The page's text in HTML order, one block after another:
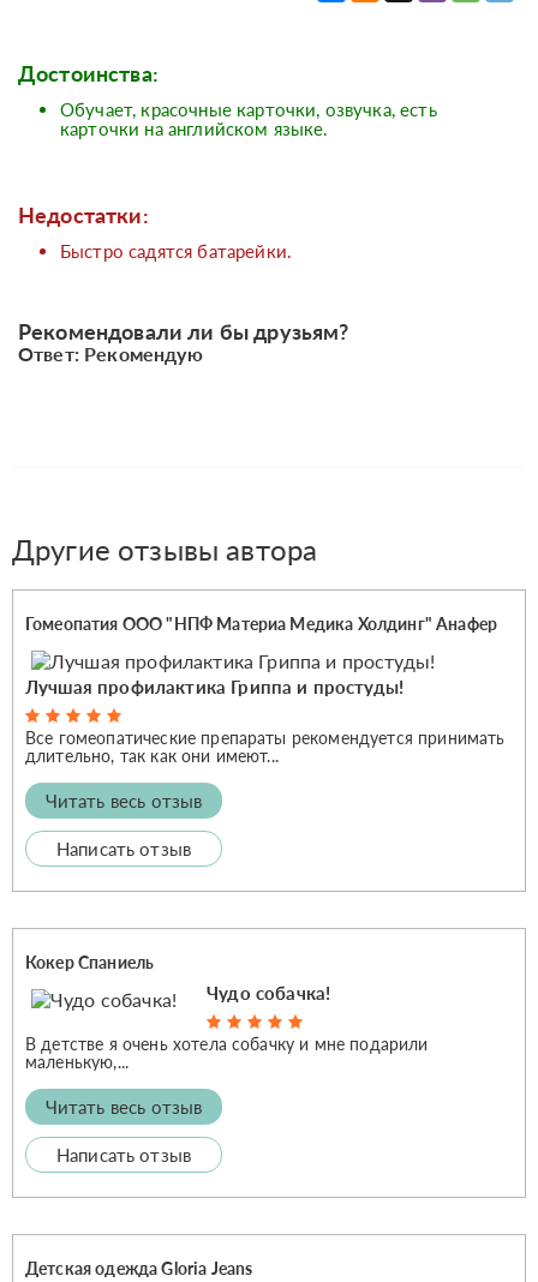
Достоинства:
Обучает, красочные карточки, озвучка, есть
карточки на английском языке.
Недостатки:
Быстро садятся батарейки.
Рекомендовали ли бы друзьям?
Ответ: Рекомендую
Другие отзывы автора
Гомеопатия ООО "НПФ Материа Медика Холдинг" Анафер
Лучшая профилактика Гриппа и простуды!
Все гомеопатические препараты рекомендуется принимать
длительно, так как они имеют...
Читать весь отзыв
Написать отзыв
Кокер Спаниель
Чудо собачка!
В детстве я очень хотела собачку и мне подарили
маленькую,...
Читать весь отзыв
Написать отзыв
Детская одежда Gloria Jeans